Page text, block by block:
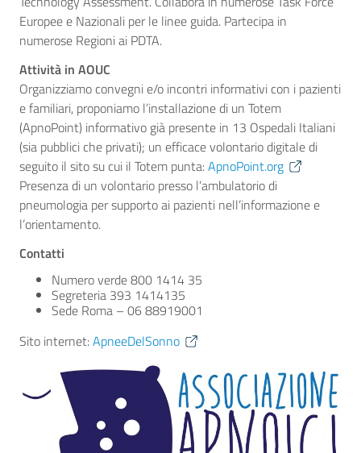
Europee e Nazionali per le linee guida. Partecipa in
numerose Regioni ai PDTA.
Attività in AOUC
Organizziamo convegni e/o incontri informativi con i pazienti
e familiari, proponiamo l’installazione di un Totem
(ApnoPoint) informativo già presente in 13 Ospedali Italiani
(sia pubblici che privati); un efficace volontario digitale di
seguito il sito su cui il Totem punta:ApnoPoint.org
Presenza di un volontario presso l’ambulatorio di
pneumologia per supporto ai pazienti nell’informazione e
l’orientamento.
Contatti
Numero verde 800 1414 35
Segreteria 393 1414135
Sede Roma – 06 88919001
Sito internet:ApneeDelSonno